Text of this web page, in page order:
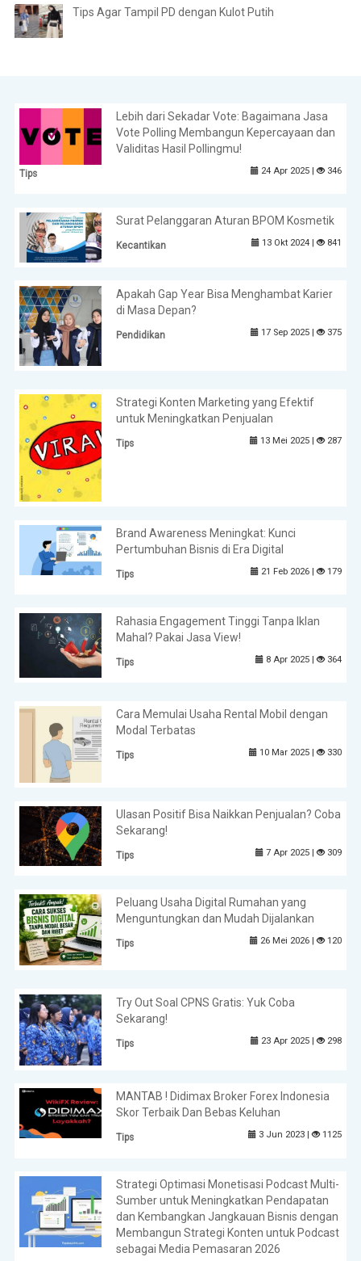
Tips Agar Tampil PD dengan Kulot Putih
Lebih dari Sekadar Vote: Bagaimana Jasa
Vote Polling Membangun Kepercayaan dan
Validitas Hasil Pollingmu!
Tips 24 Apr 2025 | 346
Surat Pelanggaran Aturan BPOM Kosmetik
Kecantikan 13 Okt 2024 | 841
Apakah Gap Year Bisa Menghambat Karier
di Masa Depan?
Pendidikan 17 Sep 2025 | 375
Strategi Konten Marketing yang Efektif
untuk Meningkatkan Penjualan
Tips 13 Mei 2025 | 287
Brand Awareness Meningkat: Kunci
Pertumbuhan Bisnis di Era Digital
Tips 21 Feb 2026 | 179
Rahasia Engagement Tinggi Tanpa Iklan
Mahal? Pakai Jasa View!
Tips 8 Apr 2025 | 364
Cara Memulai Usaha Rental Mobil dengan
Modal Terbatas
Tips 10 Mar 2025 | 330
Ulasan Positif Bisa Naikkan Penjualan? Coba
Sekarang!
Tips 7 Apr 2025 | 309
Peluang Usaha Digital Rumahan yang
Menguntungkan dan Mudah Dijalankan
Tips 26 Mei 2026 | 120
Try Out Soal CPNS Gratis: Yuk Coba
Sekarang!
Tips 23 Apr 2025 | 298
MANTAB ! Didimax Broker Forex Indonesia
Skor Terbaik Dan Bebas Keluhan
Tips 3 Jun 2023 | 1125
Strategi Optimasi Monetisasi Podcast Multi-
Sumber untuk Meningkatkan Pendapatan
dan Kembangkan Jangkauan Bisnis dengan
Membangun Strategi Konten untuk Podcast
sebagai Media Pemasaran 2026